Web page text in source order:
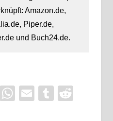
Amazon.de,
Piper.de,
und Buch24.de.
Mastodon
WhatsApp
EmailTumblr